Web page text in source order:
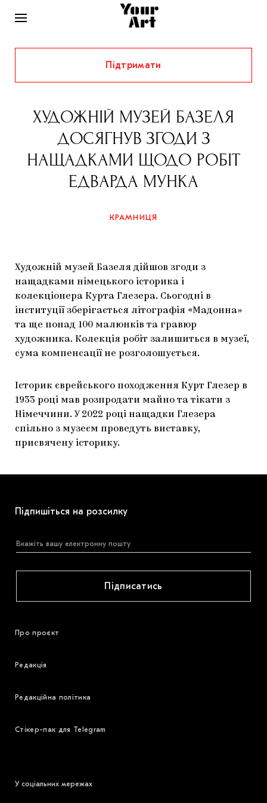
НОВИНИ
ІНТЕРВ’Ю
ХУДОЖНИКИ
КУРАТОРИ
АРХІТЕКТУРА
РІДНИЙ КРАЙ
ФЕСТИВАЛІ
САМООРГАНІЗАЦІЇ
ГАЛЕРЕЇ
АРТЦЕНТРИ
СТАТТІ
ВИСТАВКИ
КНИЖКИ І ЖУРНАЛИ
КОЛОНКИ
СПЕЦПРОЄКТИ
ЯК ПІДТРИМУВАТИ УКРАЇНСЬКЕ МИСТЕЦТВО
МАРІУПОЛЬСЬКІ МАРГІНАЛІЇ
CARPATHIAN CULT ПРО РІЗДВЯНІ СВЯТА
Підтримати
ХУДОЖНІЙ МУЗЕЙ БАЗЕЛЯ
ДОСЯГНУВ ЗГОДИ З
НАЩАДКАМИ ЩОДО РОБІТ
ЕДВАРДА МУНКА
КРАМНИЦЯ
Художній музей Базеля дійшов згоди з
нащадками німецького історика і
колекціонера Курта Глезера. Сьогодні в
інституції зберігається літографія «Мадонна»
та ще понад 100 малюнків та гравюр
художника. Колекція робіт залишиться в музеї,
сума компенсації не розголошується.
Історик єврейського походження Курт Глезер в
1933 році мав розпродати майно та тікати з
Німеччини. У 2022 році нащадки Глезера
спільно з музеєм проведуть виставку,
присвячену історику.
Підпишіться на розсилку
Підписатись
Про проєкт
Редакція
Редакційна політика
Стікер-пак для Telegram
У соціальних мережах